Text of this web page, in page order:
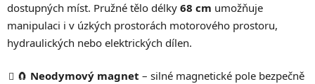
dostupných míst. Pružné tělo délky 68 cm umožňuje
manipulaci i v úzkých prostorách motorového prostoru,
hydraulických nebo elektrických dílen.
🧲 Neodymový magnet – silné magnetické pole bezpečně